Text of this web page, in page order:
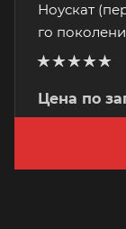
Ноускат
го
Цена по